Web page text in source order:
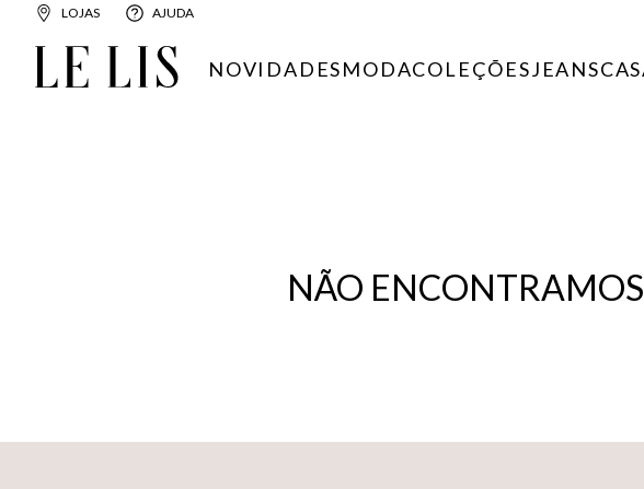
LOJAS AJUDA
NOVIDADESMODACOLEÇÕESJEANS
NÃO